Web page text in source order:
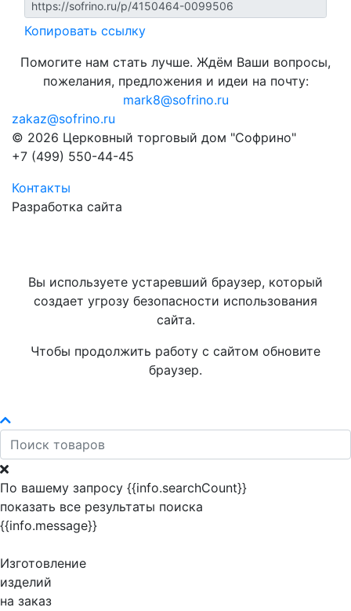
Копировать ссылку
Помогите нам стать лучше. Ждём Ваши вопросы,
пожелания, предложения и идеи на почту:
mark8@sofrino.ru
zakaz@sofrino.ru
© 2026 Церковный торговый дом "Софрино"
+7 (499) 550-44-45
Контакты
Разработка сайта
Вы используете устаревший браузер, который
создает угрозу безопасности использования
сайта.
Чтобы продолжить работу с сайтом обновите
браузер.
По вашему запросу {{info.searchCount}}
показать все результаты поиска
{{info.message}}
Изготовление
изделий
на заказ